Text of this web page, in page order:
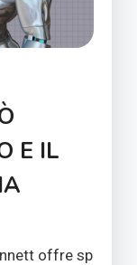
E IL
offre sp